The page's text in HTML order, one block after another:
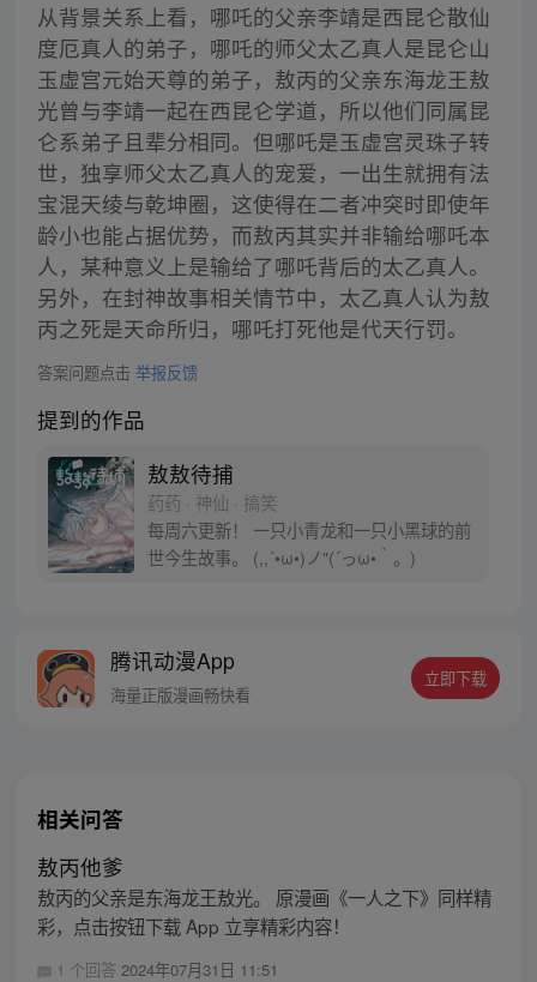
从背景关系上看，哪吒的父亲李靖是西昆仑散仙
度厄真人的弟子，哪吒的师父太乙真人是昆仑山
玉虚宫元始天尊的弟子，敖丙的父亲东海龙王敖
光曾与李靖一起在西昆仑学道，所以他们同属昆
仑系弟子且辈分相同。但哪吒是玉虚宫灵珠子转
世，独享师父太乙真人的宠爱，一出生就拥有法
宝混天绫与乾坤圈，这使得在二者冲突时即使年
龄小也能占据优势，而敖丙其实并非输给哪吒本
人，某种意义上是输给了哪吒背后的太乙真人。
另外，在封神故事相关情节中，太乙真人认为敖
丙之死是天命所归，哪吒打死他是代天行罚。
答案问题点击 举报反馈
提到的作品
敖敖待捕
药药 · 神仙 · 搞笑
每周六更新！ 一只小青龙和一只小黑球的前
世今生故事。 (,,´•ω•)ノ"(´っω•｀。)
腾讯动漫App
海量正版漫画畅快看
立即下载
相关问答
敖丙他爹
敖丙的父亲是东海龙王敖光。 原漫画《一人之下》同样精
彩，点击按钮下载 App 立享精彩内容！
1 个回答 2024年07月31日 11:51